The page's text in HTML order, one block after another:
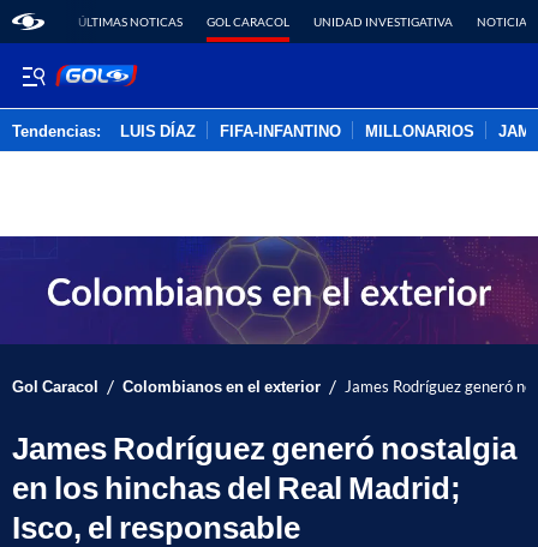
ÚLTIMAS NOTICAS GOL CARACOL UNIDAD INVESTIGATIVA NOTICIAS
Tendencias: LUIS DÍAZ FIFA-INFANTINO MILLONARIOS
Gol Caracol / Colombianos en el exterior / James Rodríguez generó
James Rodríguez generó nostalgia
en los hinchas del Real Madrid;
Isco, el responsable